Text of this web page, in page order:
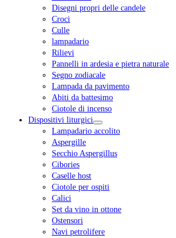
Disegni propri delle candele
Croci
Culle
lampadario
Rilievi
Pannelli in ardesia e pietra naturale
Segno zodiacale
Lampada da pavimento
Abiti da battesimo
Ciotole di incenso
Dispositivi liturgici
Lampadario accolito
Aspergille
Secchio Aspergillus
Cibories
Caselle host
Ciotole per ospiti
Calici
Set da vino in ottone
Ostensori
Navi petrolifere